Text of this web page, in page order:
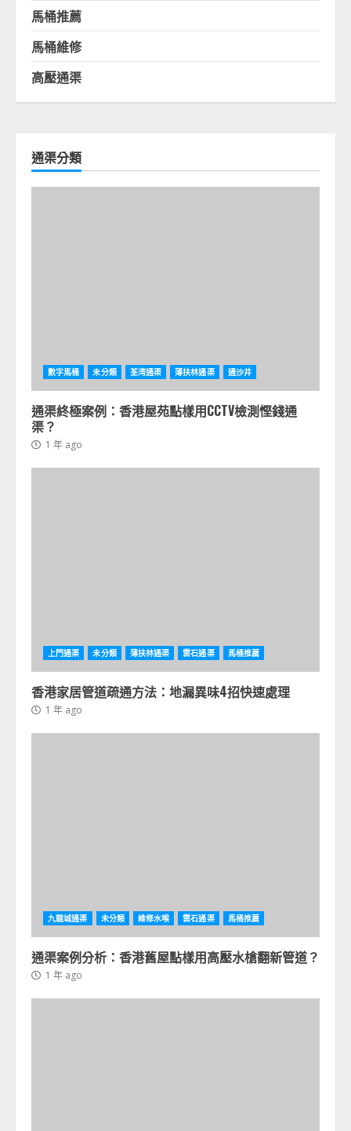
馬桶推薦
馬桶維修
高壓通渠
通渠分類
數字馬桶 未分類 荃湾通渠 薄扶林通渠 通沙井
通渠終極案例：香港屋苑點樣用CCTV檢測慳錢通
渠？
1 年 ago
上門通渠 未分類 薄扶林通渠 雲石通渠 馬桶推薦
香港家居管道疏通方法：地漏異味4招快速處理
1 年 ago
九龍城通渠 未分類 維修水喉 雲石通渠 馬桶推薦
通渠案例分析：香港舊屋點樣用高壓水槍翻新管道？
1 年 ago